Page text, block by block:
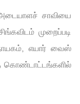
அடையாளச் சாவியை
முறைப்படி
எயார் வைஸ்
கொண்டாட்டங்களில்